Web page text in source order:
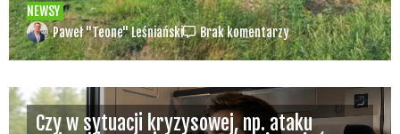
NEWSY
Paweł "Teone" Leśniański Brak komentarzy
Czy w sytuacji kryzysowej, np. ataku